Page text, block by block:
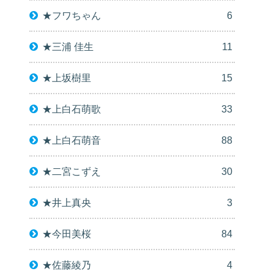
★フワちゃん 6
★三浦 佳生 11
★上坂樹里 15
★上白石萌歌 33
★上白石萌音 88
★二宮こずえ 30
★井上真央 3
★今田美桜 84
★佐藤綾乃 4